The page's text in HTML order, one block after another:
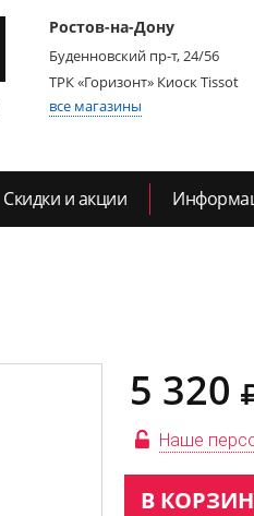
Ростов-на-Дону
Буденновский пр-т, 24/56
ТРК «Горизонт» Киоск Tissot
все магазины
Скидки и акции
5 320
Наше
В